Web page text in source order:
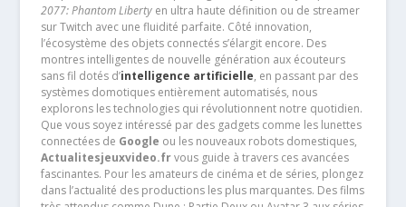
2077: Phantom Libertyen ultra haute définition ou de streamer
sur Twitch avec une fluidité parfaite. Côté innovation,
l’écosystème des objets connectés s’élargit encore. Des
montres intelligentes de nouvelle génération aux écouteurs
sans fil dotés d’intelligence artificielle, en passant par des
systèmes domotiques entièrement automatisés, nous
explorons les technologies qui révolutionnent notre quotidien.
Que vous soyez intéressé par des gadgets comme les lunettes
connectées de Google ou les nouveaux robots domestiques,
Actualitesjeuxvideo.frvous guide à travers ces avancées
fascinantes. Pour les amateurs de cinéma et de séries, plongez
dans l’actualité des productions les plus marquantes. Des films